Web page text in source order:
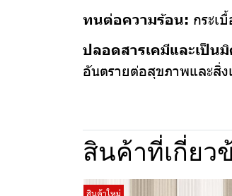
ทนต่อความร้อน: กระเ
ปลอดสารเคมีและเป็น
อันตรายต่อสุขภาพและสิ่
สินค้าที่เกี่ยว
สินค้าใหม่